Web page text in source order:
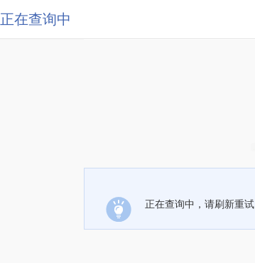
正在查询中
正在查询中，请刷新重试